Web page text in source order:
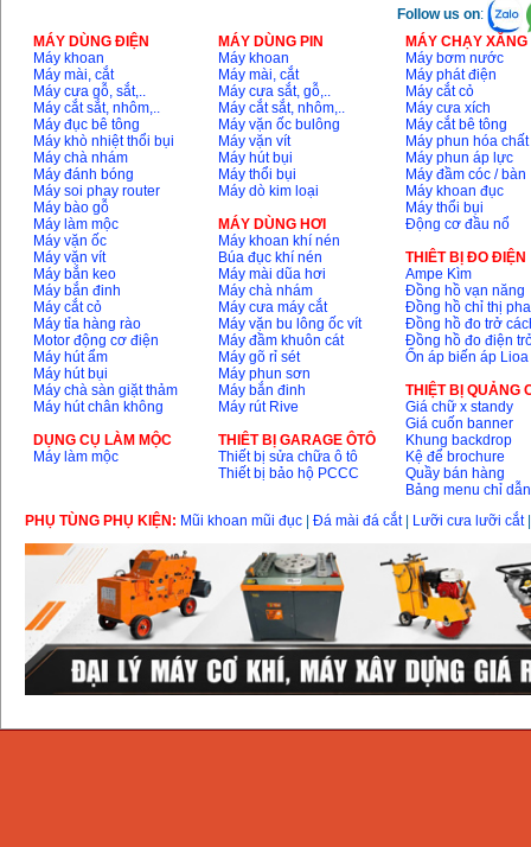
Follow us on:
MÁY DÙNG ĐIỆN
Máy khoan
Máy mài, cắt
Máy cưa gỗ, sắt,..
Máy cắt sắt, nhôm,..
Máy đục bê tông
Máy khò nhiệt thổi bụi
Máy chà nhám
Máy đánh bóng
Máy soi phay router
Máy bào gỗ
Máy làm mộc
Máy vặn ốc
Máy vặn vít
Máy bắn keo
Máy bắn đinh
Máy cắt cỏ
Máy tỉa hàng rào
Motor động cơ điện
Máy hút ẩm
Máy hút bụi
Máy chà sàn giặt thảm
Máy hút chân không
DỤNG CỤ LÀM MỘC
Máy làm mộc
MÁY DÙNG PIN
Máy khoan
Máy mài, cắt
Máy cưa sắt, gỗ,..
Máy cắt sắt, nhôm,..
Máy vặn ốc bulông
Máy vặn vít
Máy hút bụi
Máy thổi bụi
Máy dò kim loại
MÁY DÙNG HƠI
Máy khoan khí nén
Búa đục khí nén
Máy mài dũa hơi
Máy chà nhám
Máy cưa máy cắt
Máy vặn bu lông ốc vít
Máy đầm khuôn cát
Máy gõ rỉ sét
Máy phun sơn
Máy bắn đinh
Máy rút Rive
THIÊT BỊ GARAGE ÔTÔ
Thiết bị sửa chữa ô tô
Thiết bị bảo hộ PCCC
MÁY CHẠY
Máy bơm nước
Máy phát điện
Máy cắt cỏ
Máy cưa xích
Máy cắt bê tông
Máy phun hóa chất
Máy phun áp lực
Máy đầm cóc / bàn
Máy khoan đục
Máy thổi bụi
Động cơ đầu nổ
THIÊT BỊ ĐO ĐIỆN
Ampe Kìm
Đồng hồ vạn năng
Đồng hồ chỉ thị pha
Đồng hồ đo trở
Đồng hồ đo điện
Ổn áp biến áp Lioa
THIỆT BỊ QUẢNG
Giá chữ x standy
Giá cuốn banner
Khung backdrop
Kệ để brochure
Quầy bán hàng
Bảng menu chỉ dẫn
PHỤ TÙNG PHỤ KIỆN: Mũi khoan mũi đục Đá mài đá cắt| Lưỡi cưa lưỡi cắt